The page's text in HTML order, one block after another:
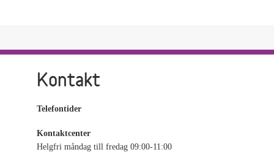
Kontakt
Telefontider
Kontaktcenter
Helgfri måndag till fredag 09:00-11:00